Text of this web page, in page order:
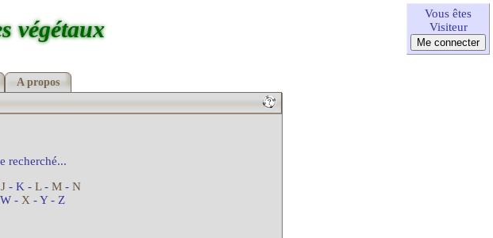
Vous êtes
Visiteur
végétaux
A propos
recherché...
J- K - L- M- N
- X - Y - Z